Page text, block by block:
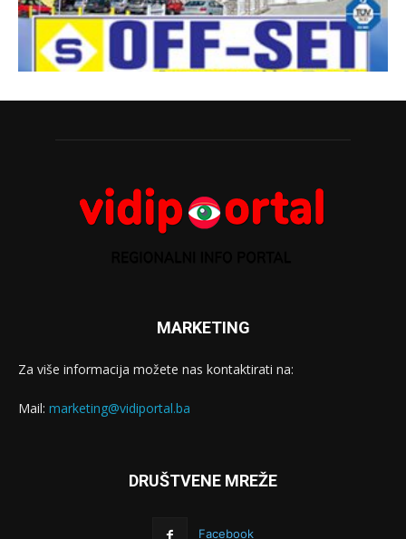
MARKETING
Za više informacija možete nas kontaktirati na:
Mail: marketing@vidiportal.ba
DRUŠTVENE MREŽE
Facebook